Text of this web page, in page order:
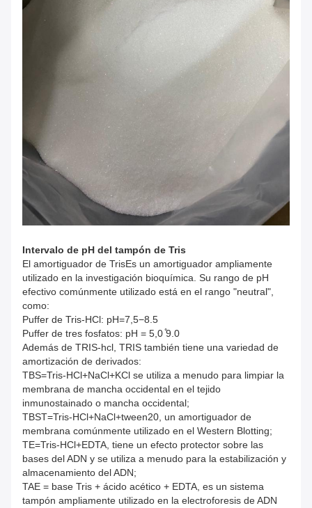
Intervalo de pH del tampón de Tris
El amortiguador de TrisEs un amortiguador ampliamente
utilizado en la investigación bioquímica. Su rango de pH
efectivo comúnmente utilizado está en el rango "neutral",
como:
Puffer de Tris-HCl: pH=7,5−8.5
Puffer de tres fosfatos: pH = 5,0 ̊9.0
Además de TRIS-hcl, TRIS también tiene una variedad de
amortización de derivados:
TBS=Tris-HCl+NaCl+KCl se utiliza a menudo para limpiar la
membrana de mancha occidental en el tejido
inmunostainado o mancha occidental;
TBST=Tris-HCl+NaCl+tween20, un amortiguador de
membrana comúnmente utilizado en el Western Blotting;
TE=Tris-HCl+EDTA, tiene un efecto protector sobre las
bases del ADN y se utiliza a menudo para la estabilización y
almacenamiento del ADN;
TAE = base Tris + ácido acético + EDTA, es un sistema
tampón ampliamente utilizado en la electroforesis de ADN